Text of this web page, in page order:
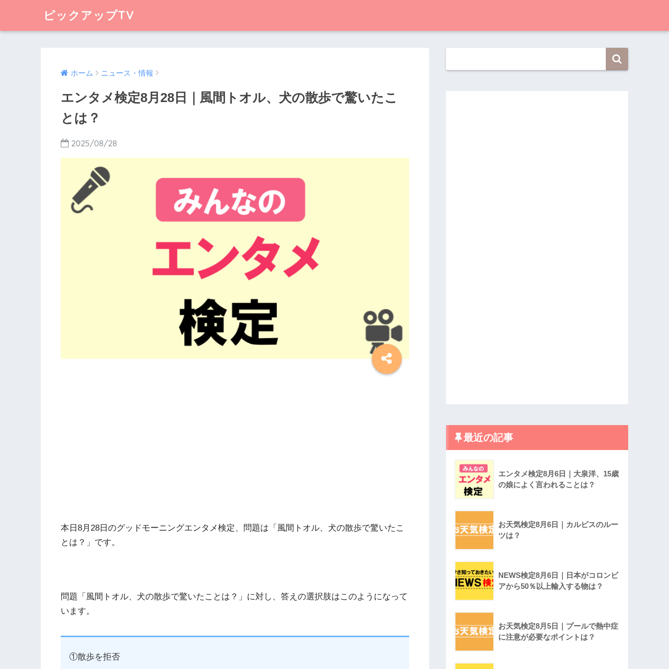
ピックアップTV
ホーム ニュース・情報
エンタメ検定8月28日｜風間トオル、犬の散歩で驚いたこ
とは？
2025/08/28
本日8月28日のグッドモーニングエンタメ検定、問題は「風間トオル、犬の散歩で驚いたこ
とは？」です。
問題「風間トオル、犬の散歩で驚いたことは？」に対し、答えの選択肢はこのようになって
います。
①散歩を拒否
最近の記事
エンタメ検定8月6日｜大泉洋、15歳
の娘によく言われることは？
お天気検定8月6日｜カルピスのルー
ツは？
NEWS検定8月6日｜日本がコロンビ
アから50％以上輸入する物は？
お天気検定8月5日｜プールで熱中症
に注意が必要なポイントは？